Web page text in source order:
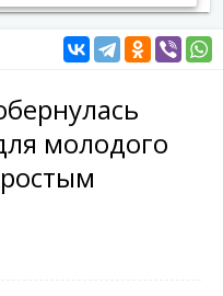
молодого